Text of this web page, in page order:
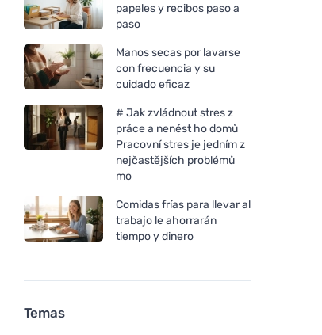
papeles y recibos paso a
paso
Manos secas por lavarse
con frecuencia y su
cuidado eficaz
# Jak zvládnout stres z
práce a nenést ho domů
Pracovní stres je jedním z
nejčastějších problémů
mo
Comidas frías para llevar al
trabajo le ahorrarán
tiempo y dinero
Temas